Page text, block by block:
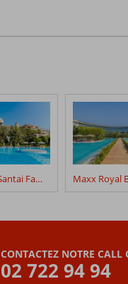
IC Hotels Santai Family Resort
CONTACTEZ NOTRE CALL
02 722 94 94